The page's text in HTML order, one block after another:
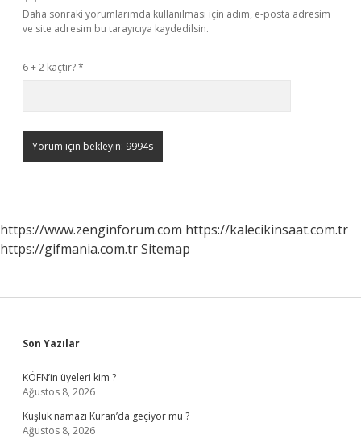
Daha sonraki yorumlarımda kullanılması için adım, e-posta adresim
ve site adresim bu tarayıcıya kaydedilsin.
6 + 2 kaçtır?*
https://www.zenginforum.com https://kalecikinsaat.com.tr
https://gifmania.com.trSitemap
Sidebar
Son Yazılar
KÖFN’in üyeleri kim ?
Ağustos 8, 2026
Kuşluk namazı Kuran’da geçiyor mu ?
Ağustos 8, 2026